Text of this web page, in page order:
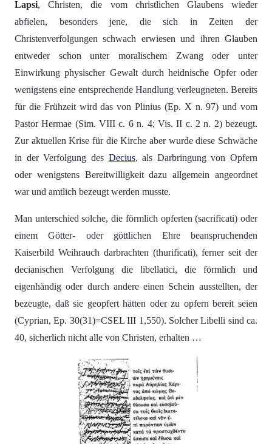
Lapsi, Christen, die vom christlichen Glaubens wieder
abfielen, besonders jene, die sich in Zeiten der
Christenverfolgungen schwach erwiesen und ihren Glauben
entweder schon unter moralischem Zwang oder unter
Einwirkung physischer Gewalt durch heidnische Opfer oder
wenigstens eine entsprechende Handlung verleugneten. Bereits
für die Frühzeit wird das von Plinius (Ep. X n. 97) und vom
Pastor Hermae (Sim. VIII c. 6 n. 4; Vis. II c. 2 n. 2) bezeugt.
Zur aktuellen Krise für die Kirche aber wurde diese Schwäche
in der Verfolgung des Decius, als Darbringung von Opfern
oder wenigstens Bereitwilligkeit dazu allgemein angeordnet
war und amtlich bezeugt werden musste.
Man unterschied solche, die förmlich opferten (sacrificati) oder
einem Götter- oder göttlichen Ehre beanspruchenden
Kaiserbild Weihrauch darbrachten (thurificati), ferner seit der
decianischen Verfolgung die libellatici, die förmlich und
eigenhändig oder durch andere einen Schein ausstellten, der
bezeugte, daß sie geopfert hätten oder zu opfern bereit seien
(Cyprian, Ep. 30(31)=CSEL III 1,550). Solcher Libelli sind ca.
40, sicherlich nicht alle von Christen, erhalten …